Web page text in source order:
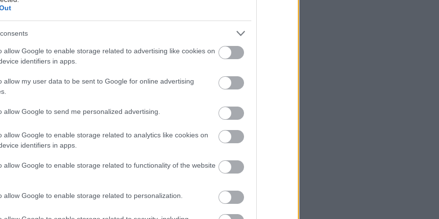
allow Google to enable storage related to advertising like cookies on
identifiers in apps.
allow my user data to be sent to Google for online advertising
allow Google to send me personalized advertising.
allow Google to enable storage related to analytics like cookies on
identifiers in apps.
allow Google to enable storage related to functionality of the website
allow Google to enable storage related to personalization.
το απαρνιέται, κουβαλά τη γοητεία του παρελθόντος.
είναι κατάλληλος προορισμός για τον τυπικό τουρίστα
highlights σε κάθε του γωνία, ούτε προσπαθεί να του πουλήσει
ταυτότητα και η αναζήτησή της αυτή την καθιστά ιδιαιτέρως